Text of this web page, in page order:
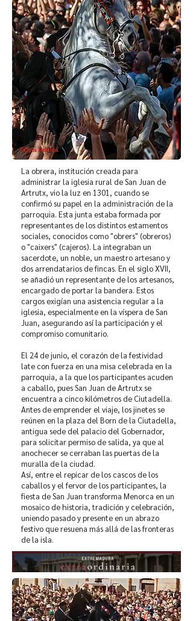
La obrera, institución creada para
administrar la iglesia rural de San Juan de
Artrutx, vio la luz en 1301, cuando se
confirmó su papel en la administración de la
parroquia. Esta junta estaba formada por
representantes de los distintos estamentos
sociales, conocidos como "obrers" (obreros)
o "caixers" (cajeros). La integraban un
sacerdote, un noble, un maestro artesano y
dos arrendatarios de fincas. En el siglo XVII,
se añadió un representante de los artesanos,
encargado de portar la bandera. Estos
cargos exigían una asistencia regular a la
iglesia, especialmente en la víspera de San
Juan, asegurando así la participación y el
compromiso comunitario.
El 24 de junio, el corazón de la festividad
late con fuerza en una misa celebrada en la
parroquia, a la que los participantes acuden
a caballo, pues San Juan de Artrutx se
encuentra a cinco kilómetros de Ciutadella.
Antes de emprender el viaje, los jinetes se
reúnen en la plaza del Born de la Ciutadella,
antigua sede del palacio del Gobernador,
para solicitar permiso de salida, ya que al
anochecer se cerraban las puertas de la
muralla de la ciudad.
Así, entre el repicar de los cascos de los
caballos y el fervor de los participantes, la
fiesta de San Juan transforma Menorca en un
mosaico de historia, tradición y celebración,
uniendo pasado y presente en un abrazo
festivo que resuena más allá de las fronteras
de la isla.